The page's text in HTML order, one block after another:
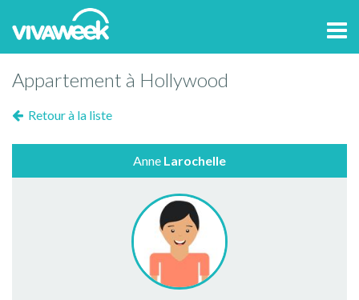
Appartement à Hollywood
Retour à la liste
Anne Larochelle